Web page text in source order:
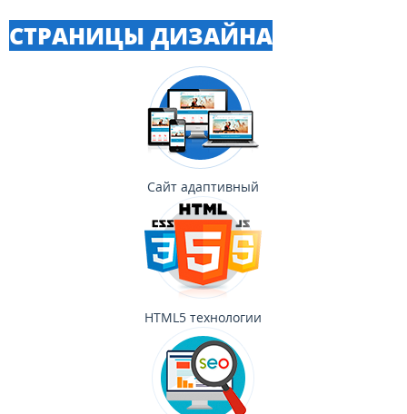
СТРАНИЦЫ ДИЗАЙНА
Сайт адаптивный
HTML5 технологии